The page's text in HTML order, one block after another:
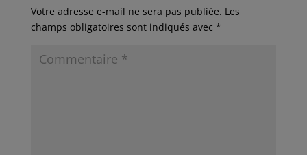
Votre adresse e-mail ne sera pas publiée. Les
champs obligatoires sont indiqués avec *